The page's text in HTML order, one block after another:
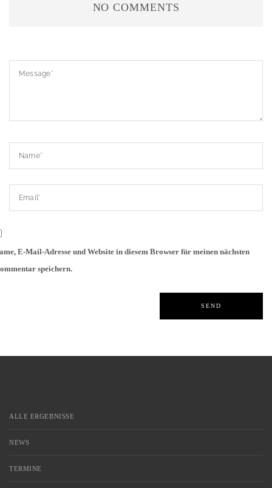
NO COMMENTS
E-Mail-Adresse und Website in diesem Browser für meinen nächsten
speichern.
ALLE ERGEBNISSE
NEWS
TERMINE